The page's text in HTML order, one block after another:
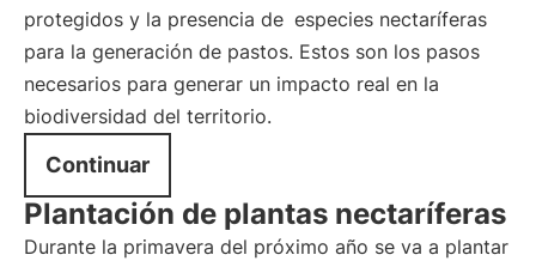
protegidos y la presencia de especies nectaríferas
para la generación de pastos. Estos son los pasos
necesarios para generar un impacto real en la
biodiversidad del territorio.
Continuar
Plantación de plantas nectaríferas
Durante la primavera del próximo año se va a plantar